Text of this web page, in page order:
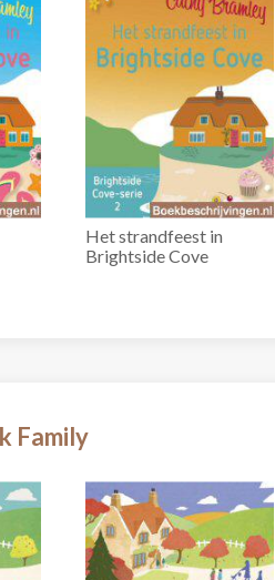
Het strandfeest in
Brightside Cove
Family